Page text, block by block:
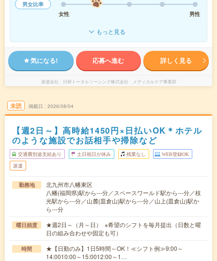
男女比率
女性
男性
もっと見る
気になる! 応募へ進む 詳しく見る
派遣会社 日研トータルソーシング株式会社 メディカルケア事業部
未読 掲載日 2026/08/04
【週2日～】高時給1450円×日払いOK＊ホテル
のような施設でお話相手や掃除など
交通費別途支給あり 土日祝日が休み 残業なし WEB登録OK
派遣
勤務地
北九州市八幡東区
八幡(福岡県)駅から---分／スペースワールド駅から---分／枝
光駅から---分／山麓(皿倉山)駅から---分／山上(皿倉山)駅か
ら---分
曜日頻度
★週2日～（月～日） ※希望のシフトを毎月提出（日数と曜
日の組み合わせや固定も可）
時間
★【日勤のみ】1日5時間～OK！≪シフト例≫9:00～
14:0010:00～15:0012:00～1…